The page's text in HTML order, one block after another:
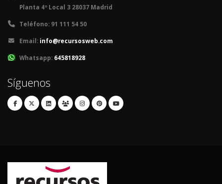
Planta 4º Local 3 28037 Madrid
Teléfono: 91 111 54 50
Email: info@recursosweb.com
Whatsapp: 645818928
Síguenos